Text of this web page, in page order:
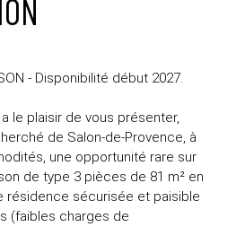
- Disponibilité début 2027.
le plaisir de vous présenter,
de Salon-de-Provence, à
une opportunité rare sur
de type 3 pièces de 81 m² en
résidence sécurisée et paisible
(faibles charges de